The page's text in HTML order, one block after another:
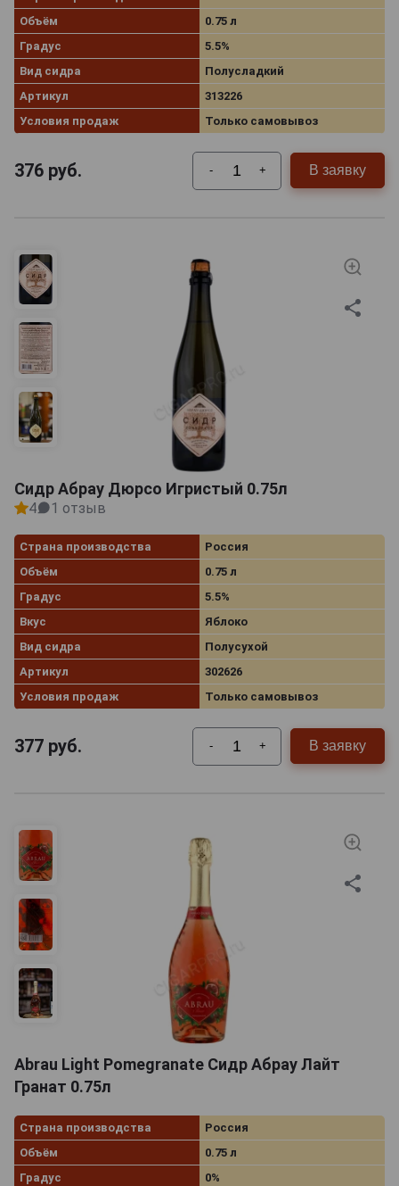
Объём
0.75 л
Градус
5.5%
Вид сидра
Полусладкий
Артикул
313226
Условия продаж
Только самовывоз
376 руб. - + В заявку
Сидр Абрау Дюрсо Игристый 0.75л
4 1 отзыв
Страна производства
Россия
Объём
0.75 л
Градус
5.5%
Вкус
Яблоко
Вид сидра
Полусухой
Артикул
302626
Условия продаж
Только самовывоз
377 руб. - + В заявку
Abrau Light Pomegranate Сидр Абрау Лайт
Гранат 0.75л
Страна производства
Россия
Объём
0.75 л
Градус
0%